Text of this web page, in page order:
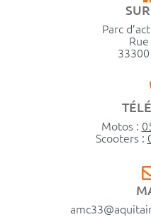
Parc
Motos :
Scooters :